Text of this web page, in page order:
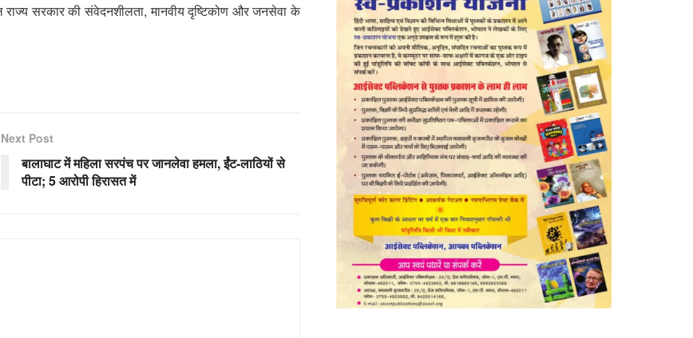
सरकार की संवेदनशीलता, मानवीय दृष्टिकोण और जनसेवा के
Next Post
बालाघाट में महिला सरपंच पर जानलेवा हमला, ईंट-लाठियों से
पीटा; 5 आरोपी हिरासत में